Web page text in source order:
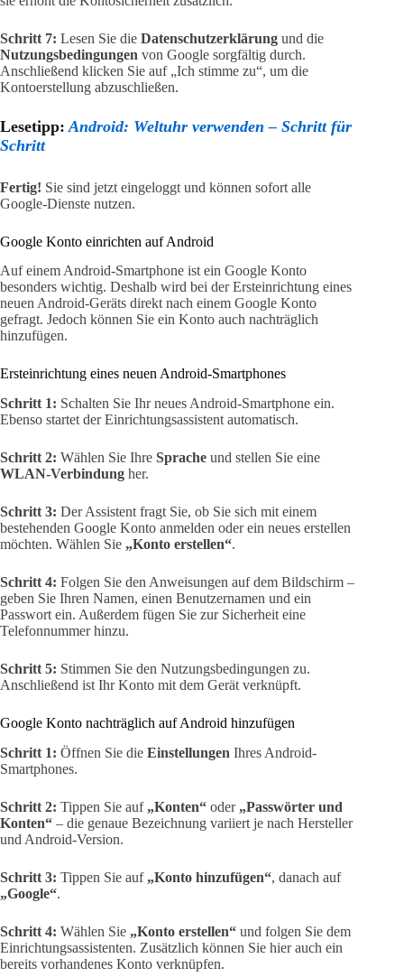
Schritt 7: Lesen Sie die Datenschutzerklärung und die
Nutzungsbedingungen von Google sorgfältig durch.
Anschließend klicken Sie auf „Ich stimme zu“, um die
Kontoerstellung abzuschließen.
Lesetipp: Android: Weltuhr verwenden – Schritt für
Schritt
Fertig! Sie sind jetzt eingeloggt und können sofort alle
Google-Dienste nutzen.
Google Konto einrichten auf Android
Auf einem Android-Smartphone ist ein Google Konto
besonders wichtig. Deshalb wird bei der Ersteinrichtung eines
neuen Android-Geräts direkt nach einem Google Konto
gefragt. Jedoch können Sie ein Konto auch nachträglich
hinzufügen.
Ersteinrichtung eines neuen Android-Smartphones
Schritt 1: Schalten Sie Ihr neues Android-Smartphone ein.
Ebenso startet der Einrichtungsassistent automatisch.
Schritt 2: Wählen Sie Ihre Sprache und stellen Sie eine
WLAN-Verbindung her.
Schritt 3: Der Assistent fragt Sie, ob Sie sich mit einem
bestehenden Google Konto anmelden oder ein neues erstellen
möchten. Wählen Sie „Konto erstellen“.
Schritt 4: Folgen Sie den Anweisungen auf dem Bildschirm –
geben Sie Ihren Namen, einen Benutzernamen und ein
Passwort ein. Außerdem fügen Sie zur Sicherheit eine
Telefonnummer hinzu.
Schritt 5: Stimmen Sie den Nutzungsbedingungen zu.
Anschließend ist Ihr Konto mit dem Gerät verknüpft.
Google Konto nachträglich auf Android hinzufügen
Schritt 1: Öffnen Sie die Einstellungen Ihres Android-
Smartphones.
Schritt 2: Tippen Sie auf „Konten“ oder „Passwörter und
Konten“ – die genaue Bezeichnung variiert je nach Hersteller
und Android-Version.
Schritt 3: Tippen Sie auf „Konto hinzufügen“, danach auf
„Google“.
Schritt 4: Wählen Sie „Konto erstellen“ und folgen Sie dem
Einrichtungsassistenten. Zusätzlich können Sie hier auch ein
bereits vorhandenes Konto verknüpfen.